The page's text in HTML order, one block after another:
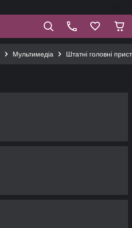
Мультимедіа Штатні головні